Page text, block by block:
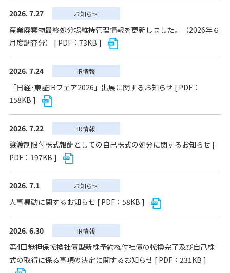
2026. 7.27 お知らせ
産業廃棄物最終処分場維持管理情報を更新しました。（2026年６
月度調査分） [ PDF：73KB ]
2026. 7.24 IR情報
「日経･東証IRフェア2026」出展に関するお知らせ [ PDF：
158KB ]
2026. 7.22 IR情報
譲渡制限付株式報酬としての自己株式の処分に関するお知らせ [
PDF：197KB ]
2026. 7.1 お知らせ
人事異動に関するお知らせ [ PDF：58KB ]
2026. 6.30 IR情報
第4回無担保転換社債型新株予約権付社債の転換完了及び自己株
式の取得に係る事項の決定に関するお知らせ [ PDF：231KB ]